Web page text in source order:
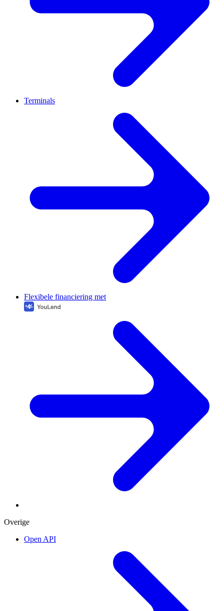
Terminals
Flexibele financiering met
Overige
Open API